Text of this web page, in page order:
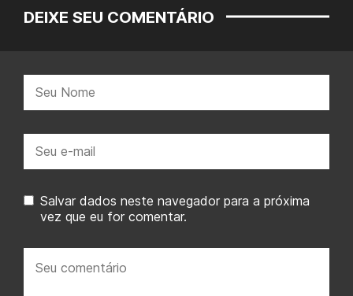
DEIXE SEU COMENTÁRIO
mail:
Salvar dados neste navegador para a próxima
vez que eu for comentar.
comentário: